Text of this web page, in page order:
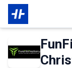
Über den Partner